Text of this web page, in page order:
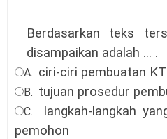
Berdasarkan teks
disampaikan adalah ... .
A. ciri-ciri pembuatan
B. tujuan prosedur
C. langkah-langkah
pemohon